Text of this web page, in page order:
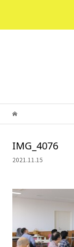
IMG_4076
2021.11.15